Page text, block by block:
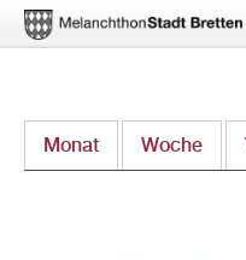
zum
Monat Woche